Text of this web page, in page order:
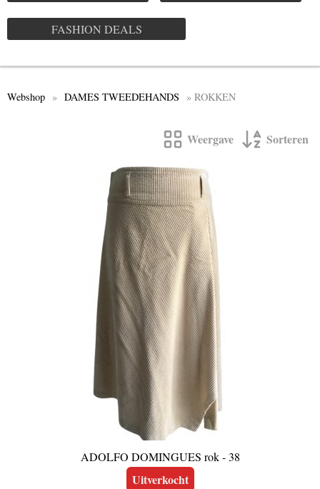
FASHION DEALS
Webshop » DAMES TWEEDEHANDS » ROKKEN
Weergave Sorteren
ADOLFO DOMINGUES rok - 38
Uitverkocht